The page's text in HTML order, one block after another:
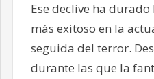
Ese declive ha
más exitoso en la
seguida del terror.
durante las que la